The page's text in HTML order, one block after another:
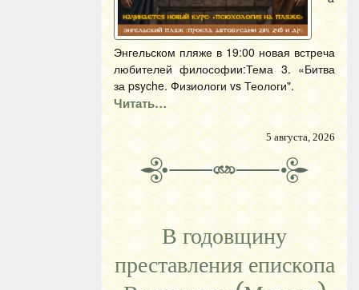
Энгельском пляже в 19:00 новая встреча
любителей философии:Тема 3. «Битва
за psyche. Физиологи vs Теологи".
Читать…
5 августа, 2026
В годовщину
преставления епископа